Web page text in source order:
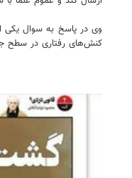
وی در پاسخ به سوال یکی
کنش‌های رفتاری در سطح